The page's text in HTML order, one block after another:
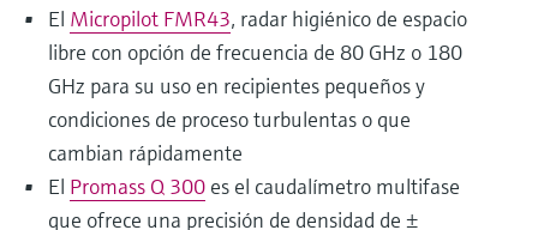
El Micropilot FMR43, radar higiénico de espacio
libre con opción de frecuencia de 80 GHz o 180
GHz para su uso en recipientes pequeños y
condiciones de proceso turbulentas o que
cambian rápidamente
El Promass Q 300 es el caudalímetro multifase
que ofrece una precisión de densidad de ±